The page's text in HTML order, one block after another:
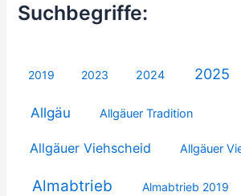
Suchbegriffe:
2019 2023 2024 2025
Allgäu Allgäuer Tradition
Allgäuer Viehscheid Allgäuer
Almabtrieb Almabtrieb 2019